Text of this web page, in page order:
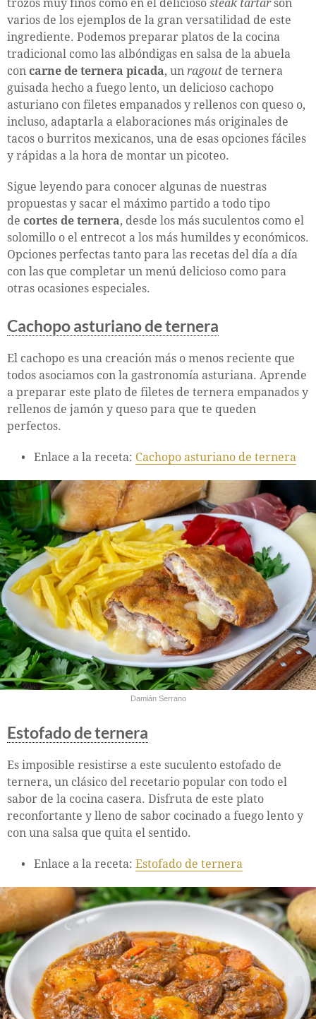
trozos muy finos como en el delicioso steak tartarson
varios de los ejemplos de la gran versatilidad de este
ingrediente. Podemos preparar platos de la cocina
tradicional como las albóndigas en salsa de la abuela
con carne de ternera picada, un ragout de ternera
guisada hecho a fuego lento, un delicioso cachopo
asturiano con filetes empanados y rellenos con queso o,
incluso, adaptarla a elaboraciones más originales de
tacos o burritos mexicanos, una de esas opciones fáciles
y rápidas a la hora de montar un picoteo.
Sigue leyendo para conocer algunas de nuestras
propuestas y sacar el máximo partido a todo tipo
de cortes de ternera, desde los más suculentos como el
solomillo o el entrecot a los más humildes y económicos.
Opciones perfectas tanto para las recetas del día a día
con las que completar un menú delicioso como para
otras ocasiones especiales.
Cachopo asturiano de ternera
El cachopo es una creación más o menos reciente que
todos asociamos con la gastronomía asturiana. Aprende
a preparar este plato de filetes de ternera empanados y
rellenos de jamón y queso para que te queden
perfectos.
Enlace a la receta: Cachopo asturiano de ternera
Damián Serrano
Estofado de ternera
Es imposible resistirse a este suculento estofado de
ternera, un clásico del recetario popular con todo el
sabor de la cocina casera. Disfruta de este plato
reconfortante y lleno de sabor cocinado a fuego lento y
con una salsa que quita el sentido.
Enlace a la receta: Estofado de ternera